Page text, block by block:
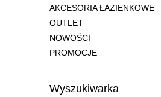
AKCESORIA ŁAZIENKOWE
OUTLET
NOWOŚCI
PROMOCJE
Wyszukiwarka